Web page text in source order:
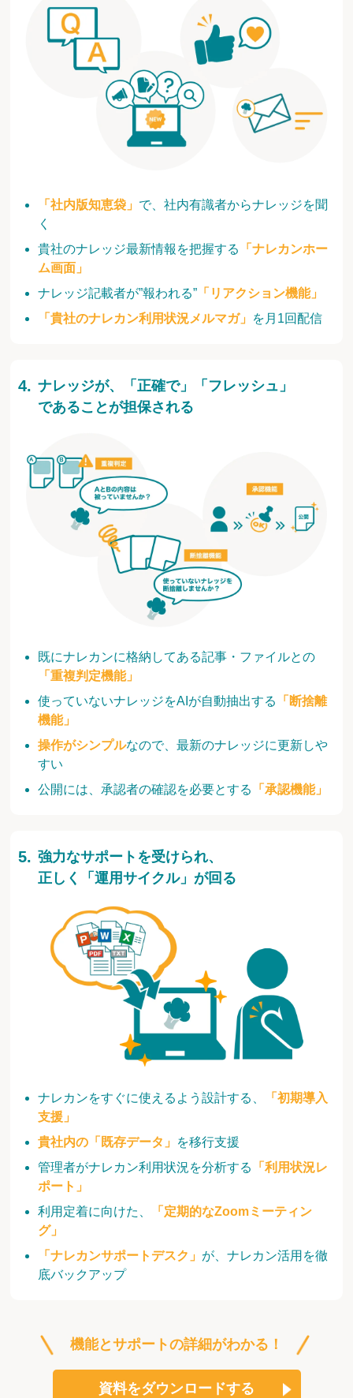
「社内版知恵袋」 で、社内有識者からナレッジを聞
く
貴社のナレッジ最新情報を把握する
「ナレカンホー
ム画面」
ナレッジ記載者が”報われる” 「リアクション機能」
「貴社のナレカン利用状況メルマガ」 を月1回配信
既にナレカンに格納してある記事・ファイルとの
「重複判定機能」
使っていないナレッジをAIが自動抽出する
「断捨離
機能」
操作がシンプルなので、最新のナレッジに更新しや
すい
公開には、承認者の確認を必要とする
「承認機能」
ナレッジが、「正確で」「フレッシュ」
であることが担保される
ナレカンをすぐに使えるよう設計する、
「初期導入
支援」
貴社内の「既存データ」 を移行支援
管理者がナレカン利用状況を分析する
「利用状況レ
ポート」
利用定着に向けた、
「定期的なZoomミーティン
グ」
「ナレカンサポートデスク」 が、ナレカン活用を徹
底バックアップ
強力なサポートを受けられ、
正しく「運用サイクル」が回る
機能とサポートの詳細がわかる！
資料をダウンロードする